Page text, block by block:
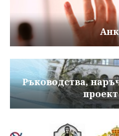
Ръководства,